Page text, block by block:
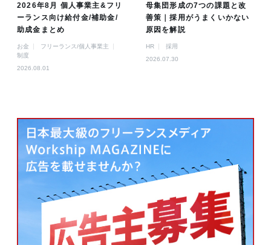
2026年8月 個人事業主&フリ
ーランス向け給付金/補助金/
助成金まとめ
お金
フリーランス/個人事業主
制度
2026.08.01
母集団形成の7つの課題と改
善策｜採用がうまくいかない
原因を解説
HR
採用
2026.07.30